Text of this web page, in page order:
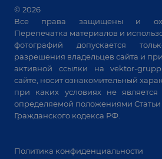
Машины контактной сварки
Универсальные зажимы
Системы аспирации
Станки лазерной резки
Решения для учебных заведений
© 2026
Все права защищены и
Перепечатка материалов и
фотографий допускается
разрешения владельцев сайта и
активной ссылки наvektor-
сайте, носит ознакомительный
при каких условиях не является
определяемой положениями Статьи
Гражданского кодекса РФ.
Политика конфиденциальности